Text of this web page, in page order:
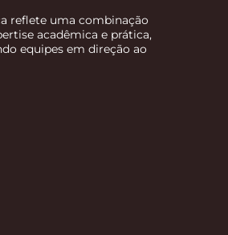
reflete uma combinação
acadêmica e prática,
equipes em direção ao